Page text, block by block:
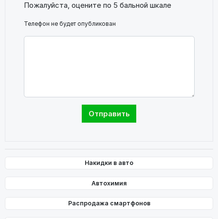
Пожалуйста, оцените по 5 бальной шкале
Телефон не будет опубликован
Накидки в авто
Автохимия
Распродажа смартфонов